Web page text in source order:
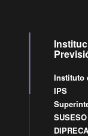
Instituto
IPS
SUSESO
DIPRECA